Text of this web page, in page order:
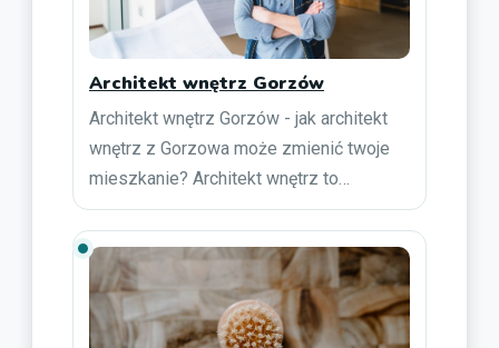
Architekt wnętrz Gorzów
Architekt wnętrz Gorzów - jak architekt
wnętrz z Gorzowa może zmienić twoje
mieszkanie? Architekt wnętrz to…